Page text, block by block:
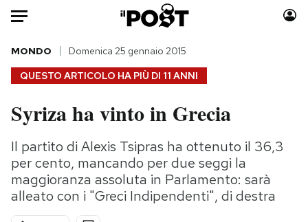
Auto
HOME
Italia
Politica
Tecnologia
Internet
Scienza
Moda
Consumismi
Storie/Idee
Ok Boomer!
QUESTO ARTICOLO HA PIÙ DI 11 ANNI
MONDO Domenica 25 gennaio 2015
Syriza ha vinto in Grecia
Il partito di Alexis Tsipras ha ottenuto il 36,3
per cento, mancando per due seggi la
maggioranza assoluta in Parlamento: sarà
alleato con i "Greci Indipendenti", di destra